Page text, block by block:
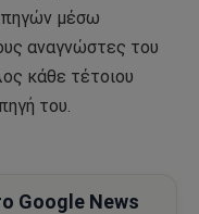
πηγών μέσω
αναγνώστες του
κάθε τέτοιου
του.
Google News